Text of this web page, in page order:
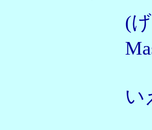
(げんき
Masa様に
いえいえ、